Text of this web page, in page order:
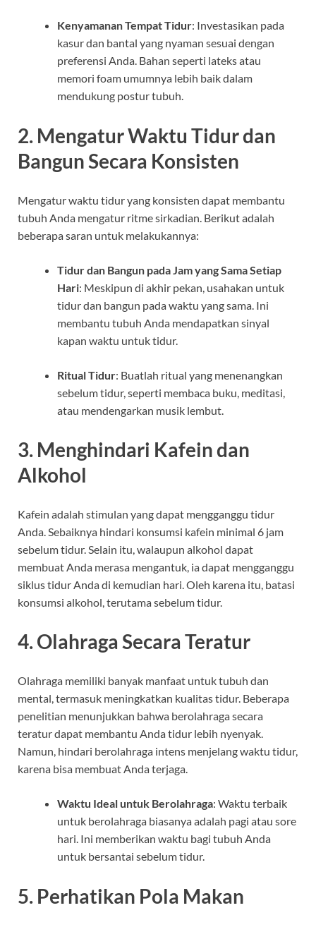
Kenyamanan Tempat Tidur: Investasikan pada
kasur dan bantal yang nyaman sesuai dengan
preferensi Anda. Bahan seperti lateks atau
memori foam umumnya lebih baik dalam
mendukung postur tubuh.
2. Mengatur Waktu Tidur dan
Bangun Secara Konsisten
Mengatur waktu tidur yang konsisten dapat membantu
tubuh Anda mengatur ritme sirkadian. Berikut adalah
beberapa saran untuk melakukannya:
Tidur dan Bangun pada Jam yang Sama Setiap
Hari: Meskipun di akhir pekan, usahakan untuk
tidur dan bangun pada waktu yang sama. Ini
membantu tubuh Anda mendapatkan sinyal
kapan waktu untuk tidur.
Ritual Tidur: Buatlah ritual yang menenangkan
sebelum tidur, seperti membaca buku, meditasi,
atau mendengarkan musik lembut.
3. Menghindari Kafein dan
Alkohol
Kafein adalah stimulan yang dapat mengganggu tidur
Anda. Sebaiknya hindari konsumsi kafein minimal 6 jam
sebelum tidur. Selain itu, walaupun alkohol dapat
membuat Anda merasa mengantuk, ia dapat mengganggu
siklus tidur Anda di kemudian hari. Oleh karena itu, batasi
konsumsi alkohol, terutama sebelum tidur.
4. Olahraga Secara Teratur
Olahraga memiliki banyak manfaat untuk tubuh dan
mental, termasuk meningkatkan kualitas tidur. Beberapa
penelitian menunjukkan bahwa berolahraga secara
teratur dapat membantu Anda tidur lebih nyenyak.
Namun, hindari berolahraga intens menjelang waktu tidur,
karena bisa membuat Anda terjaga.
Waktu Ideal untuk Berolahraga: Waktu terbaik
untuk berolahraga biasanya adalah pagi atau sore
hari. Ini memberikan waktu bagi tubuh Anda
untuk bersantai sebelum tidur.
5. Perhatikan Pola Makan